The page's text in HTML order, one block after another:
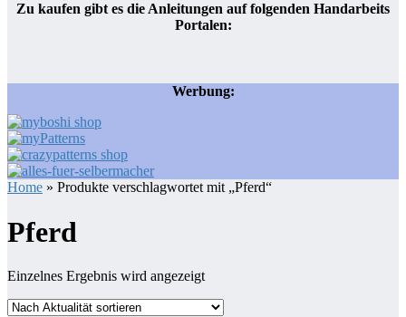
Zu kaufen gibt es die Anleitungen auf folgenden Handarbeits
Portalen:
Werbung:
Home » Produkte verschlagwortet mit „Pferd“
Pferd
Einzelnes Ergebnis wird angezeigt